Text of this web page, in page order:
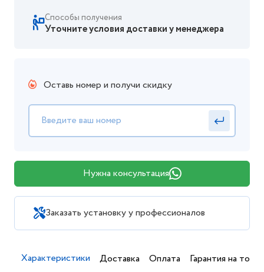
Способы получения
Уточните условия доставки у менеджера
Оставь номер и получи скидку
Нужна консультация
Заказать установку у профессионалов
Характеристики Доставка Оплата Гарантия на товар